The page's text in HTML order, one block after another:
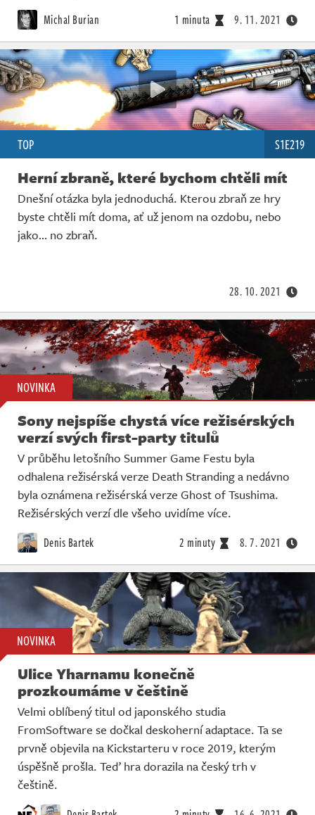
Michal Burian 1 minuta 9. 11. 2021
TOP S1E219
Herní zbraně, které bychom chtěli mít
Dnešní otázka byla jednoduchá. Kterou zbraň ze hry
byste chtěli mít doma, ať už jenom na ozdobu, nebo
jako… no zbraň.
28. 10. 2021
NOVINKA
Sony nejspíše chystá více režisérských
verzí svých first-party titulů
V průběhu letošního Summer Game Festu byla
odhalena režisérská verze Death Stranding a nedávno
byla oznámena režisérská verze Ghost of Tsushima.
Režisérských verzí dle všeho uvidíme více.
Denis Bartek 2 minuty 8. 7. 2021
NOVINKA
Ulice Yharnamu konečně
prozkoumáme v češtině
Velmi oblíbený titul od japonského studia
FromSoftware se dočkal deskoherní adaptace. Ta se
prvně objevila na Kickstarteru v roce 2019, kterým
úspěšně prošla. Teď hra dorazila na český trh v
češtině.